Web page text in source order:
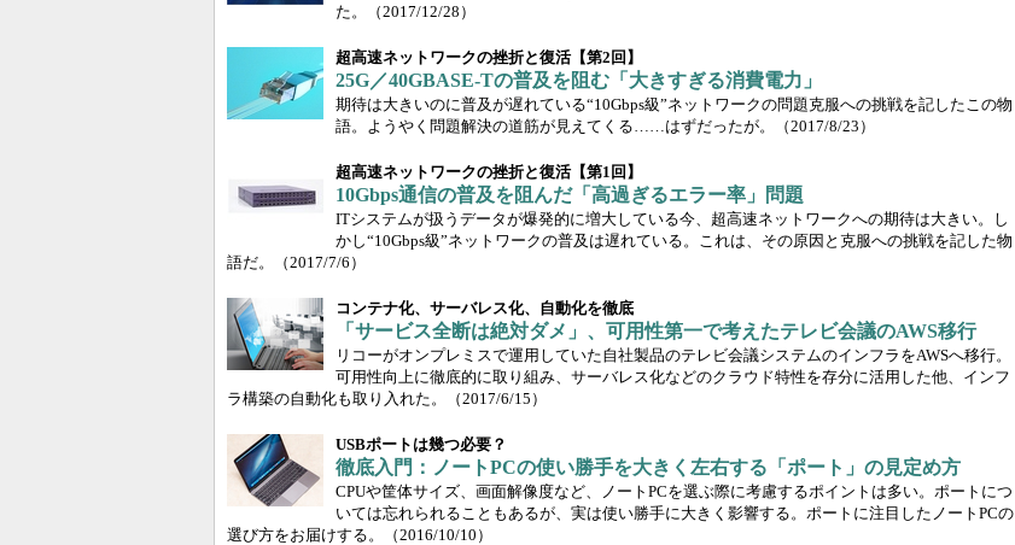
た。
（2017/12/28）
超高速ネットワークの挫折と復活【第2回】
25G／40GBASE-Tの普及を阻む「大きすぎる消費電力」
期待は大きいのに普及が遅れている“10Gbps級”ネットワークの問題克服への挑戦を記したこの物
語。ようやく問題解決の道筋が見えてくる……はずだったが。
（2017/8/23）
超高速ネットワークの挫折と復活【第1回】
10Gbps通信の普及を阻んだ「高過ぎるエラー率」問題
ITシステムが扱うデータが爆発的に増大している今、超高速ネットワークへの期待は大きい。し
かし“10Gbps級”ネットワークの普及は遅れている。これは、その原因と克服への挑戦を記した物
語だ。
（2017/7/6）
コンテナ化、サーバレス化、自動化を徹底
「サービス全断は絶対ダメ」、可用性第一で考えたテレビ会議のAWS移行
リコーがオンプレミスで運用していた自社製品のテレビ会議システムのインフラをAWSへ移行。
可用性向上に徹底的に取り組み、サーバレス化などのクラウド特性を存分に活用した他、インフ
ラ構築の自動化も取り入れた。
（2017/6/15）
USBポートは幾つ必要？
徹底入門：ノートPCの使い勝手を大きく左右する「ポート」の見定め方
CPUや筐体サイズ、画面解像度など、ノートPCを選ぶ際に考慮するポイントは多い。ポートにつ
いては忘れられることもあるが、実は使い勝手に大きく影響する。ポートに注目したノートPCの
選び方をお届けする。
（2016/10/10）